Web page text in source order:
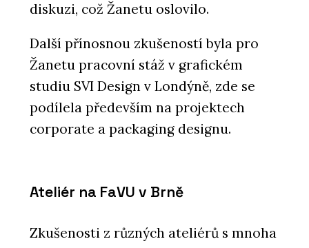
diskuzi, což Žanetu oslovilo.
Další přínosnou zkušeností byla pro
Žanetu pracovní stáž v grafickém
studiu SVI Design v Londýně, zde se
podílela především na projektech
corporate a packaging designu.
Ateliér na FaVU v Brně
Zkušenosti z různých ateliérů s mnoha